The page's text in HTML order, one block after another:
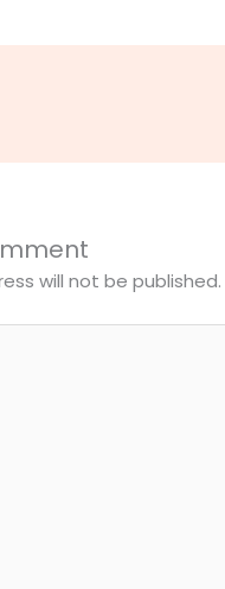
will not be published.